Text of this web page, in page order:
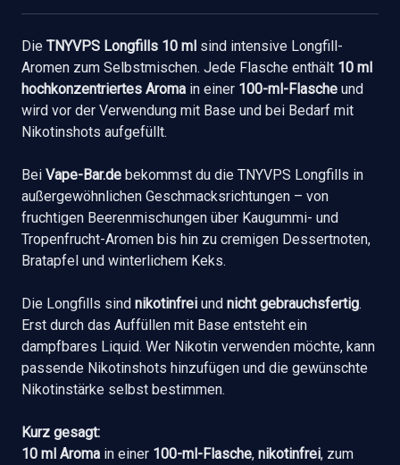
Die TNYVPS Longfills 10 ml sind intensive Longfill-
Aromen zum Selbstmischen. Jede Flasche enthält 10 ml
hochkonzentriertes Aroma in einer 100-ml-Flasche und
wird vor der Verwendung mit Base und bei Bedarf mit
Nikotinshots aufgefüllt.
Bei Vape-Bar.de bekommst du die TNYVPS Longfills in
außergewöhnlichen Geschmacksrichtungen – von
fruchtigen Beerenmischungen über Kaugummi- und
Tropenfrucht-Aromen bis hin zu cremigen Dessertnoten,
Bratapfel und winterlichem Keks.
Die Longfills sind nikotinfrei und nicht gebrauchsfertig.
Erst durch das Auffüllen mit Base entsteht ein
dampfbares Liquid. Wer Nikotin verwenden möchte, kann
passende Nikotinshots hinzufügen und die gewünschte
Nikotinstärke selbst bestimmen.
Kurz gesagt:
10 ml Aroma in einer 100-ml-Flasche, nikotinfrei, zum